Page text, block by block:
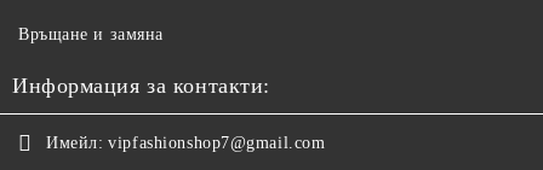
Връщане и замяна
Информация за контакти:
Имейл: vipfashionshop7@gmail.com